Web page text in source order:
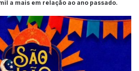
a mais em relação ao ano passado.